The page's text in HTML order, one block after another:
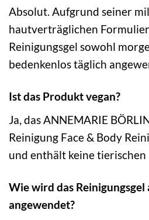
Absolut. Aufgrund seiner
hautverträglichen
Reinigungsgel sowohl
bedenkenlos täglich
Ist das Produkt vegan?
Ja, das ANNEMARIE
Reinigung Face & Body
und enthält keine
Wie wird das Reinigungsgel
angewendet?